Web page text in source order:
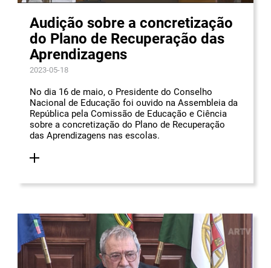
Audição sobre a concretização
do Plano de Recuperação das
Aprendizagens
2023-05-18
No dia 16 de maio, o Presidente do Conselho
Nacional de Educação foi ouvido na Assembleia da
República pela Comissão de Educação e Ciência
sobre a concretização do Plano de Recuperação
das Aprendizagens nas escolas.